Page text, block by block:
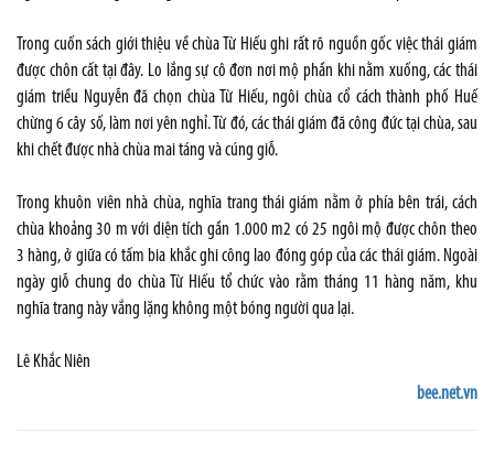
Trong cuốn sách giới thiệu về chùa Từ Hiếu ghi rất rõ nguồn gốc việc thái giám
được chôn cất tại đây. Lo lắng sự cô đơn nơi mộ phần khi nằm xuống, các thái
giám triều Nguyễn đã chọn chùa Từ Hiếu, ngôi chùa cổ cách thành phố Huế
chừng 6 cây số, làm nơi yên nghỉ. Từ đó, các thái giám đã công đức tại chùa, sau
khi chết được nhà chùa mai táng và cúng giỗ.
Trong khuôn viên nhà chùa, nghĩa trang thái giám nằm ở phía bên trái, cách
chùa khoảng 30 m với diện tích gần 1.000 m2 có 25 ngôi mộ được chôn theo
3 hàng, ở giữa có tấm bia khắc ghi công lao đóng góp của các thái giám. Ngoài
ngày giỗ chung do chùa Từ Hiếu tổ chức vào rằm tháng 11 hàng năm, khu
nghĩa trang này vắng lặng không một bóng người qua lại.
Lê Khắc Niên
bee.net.vn